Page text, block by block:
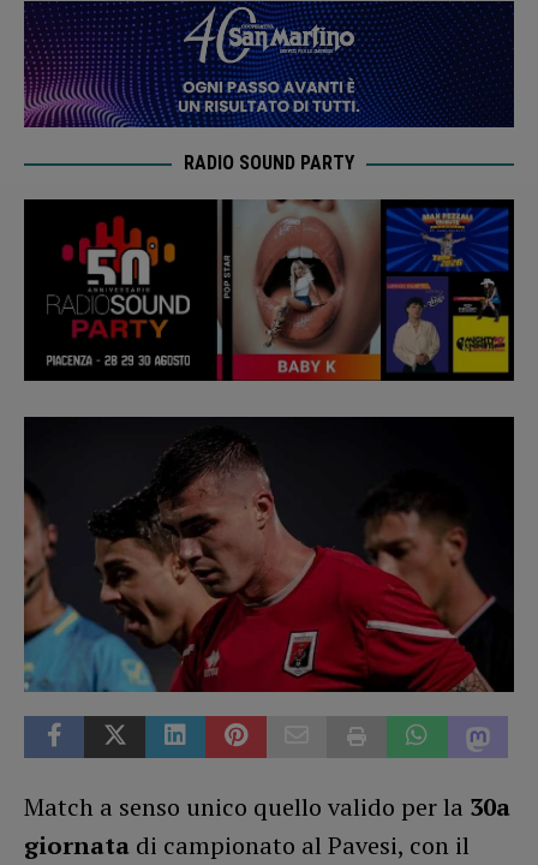
RADIO SOUND PARTY
Match a senso unico quello valido per la 30a
giornata di campionato al Pavesi, con il